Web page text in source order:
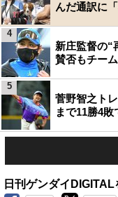
んだ通訳に
新庄監督の“
賛否もチー
4
菅野智之ト
まで11勝4
5
日刊ゲンダイDIGITAL